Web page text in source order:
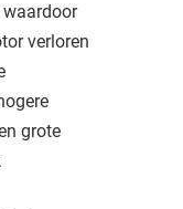
waardoor
verloren
grote